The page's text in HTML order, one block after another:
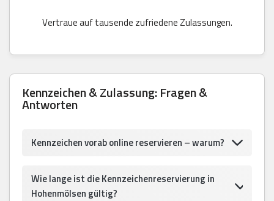
Vertraue auf tausende zufriedene Zulassungen.
Kennzeichen & Zulassung: Fragen &
Antworten
Kennzeichen vorab online reservieren – warum?
Wie lange ist die Kennzeichenreservierung in
Hohenmölsen gültig?